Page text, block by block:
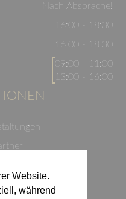
Website.
während
Nach Absprache!
16:00 - 18:30
16:00 - 18:30
09:00 - 11:00
13:00 - 16:00